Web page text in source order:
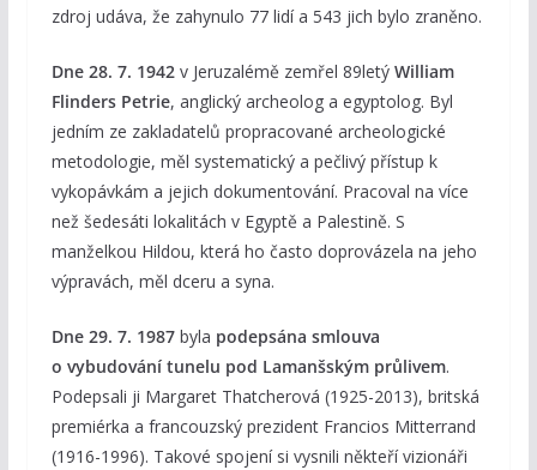
zdroj udáva, že zahynulo 77 lidí a 543 jich bylo zraněno.
Dne 28. 7. 1942v Jeruzalémě zemřel 89letý William
Flinders Petrie, anglický archeolog a egyptolog. Byl
jedním ze zakladatelů propracované archeologické
metodologie, měl systematický a pečlivý přístup k
vykopávkám a jejich dokumentování. Pracoval na více
než šedesáti lokalitách v Egyptě a Palestině. S
manželkou Hildou, která ho často doprovázela na jeho
výpravách, měl dceru a syna.
Dne 29. 7. 1987byla podepsána smlouva
o vybudování tunelu pod Lamanšským průlivem.
Podepsali ji Margaret Thatcherová (1925-2013), britská
premiérka a francouzský prezident Francios Mitterrand
(1916-1996). Takové spojení si vysnili někteří vizionáři